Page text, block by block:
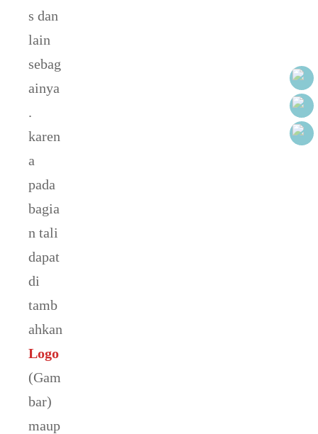
s dan
lain
sebag
ainya
.
karen
a
pada
bagia
n tali
dapat
di
tamb
ahkan
Logo
(Gam
bar)
maup